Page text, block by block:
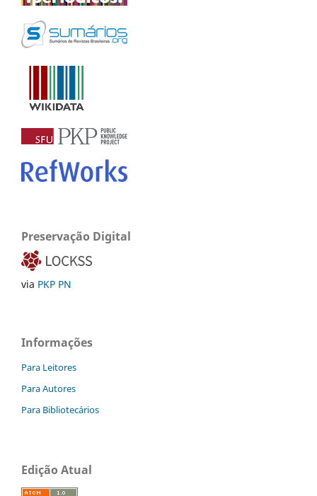
Preservação Digital
via PKP PN
Informações
Para Leitores
Para Autores
Para Bibliotecários
Edição Atual